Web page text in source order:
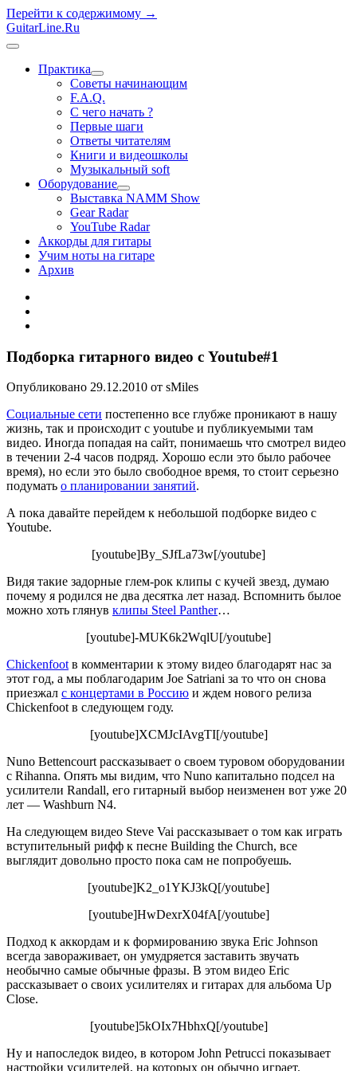
Перейти к содержимому →
GuitarLine.Ru
открыть
Практика
открыть
меню
Советы начинающим
F.A.Q.
С чего начать ?
Первые шаги
Ответы читателям
Книги и видеошколы
Музыкальный soft
Оборудование
открыть
меню
Выставка NAMM Show
Gear Radar
YouTube Radar
Аккорды для гитары
Учим ноты на гитаре
Архив
Подборка гитарного видео с Youtube#1
Опубликовано 29.12.2010 от sMiles
Социальные сети постепенно все глубже проникают в нашу
жизнь, так и происходит с youtube и публикуемыми там
видео. Иногда попадая на сайт, понимаешь что смотрел видео
в течении 2-4 часов подряд. Хорошо если это было рабочее
время), но если это было свободное время, то стоит серьезно
подумать о планировании занятий.
А пока давайте перейдем к небольшой подборке видео с
Youtube.
[youtube]By_SJfLa73w[/youtube]
Видя такие задорные глем-рок клипы с кучей звезд, думаю
почему я родился не два десятка лет назад. Вспомнить былое
можно хоть глянув клипы Steel Panther…
[youtube]-MUK6k2WqlU[/youtube]
Chickenfootв комментарии к этому видео благодарят нас за
этот год, а мы поблагодарим Joe Satriani за то что он снова
приезжал с концертами в Россию и ждем нового релиза
Chickenfoot в следующем году.
[youtube]XCMJcIAvgTI[/youtube]
Nuno Bettencourt рассказывает о своем туровом оборудовании
с Rihanna. Опять мы видим, что Nuno капитально подсел на
усилители Randall, его гитарный выбор неизменен вот уже 20
лет — Washburn N4.
На следующем видео Steve Vai рассказывает о том как играть
вступительный рифф к песне Building the Church, все
выглядит довольно просто пока сам не попробуешь.
[youtube]K2_o1YKJ3kQ[/youtube]
[youtube]HwDexrX04fA[/youtube]
Подход к аккордам и к формированию звука Eric Johnson
всегда завораживает, он умудряется заставить звучать
необычно самые обычные фразы. В этом видео Eric
рассказывает о своих усилителях и гитарах для альбома Up
Close.
[youtube]5kOIx7HbhxQ[/youtube]
Ну и напоследок видео, в котором John Petrucci показывает
настройки усилителей, на которых он обычно играет.